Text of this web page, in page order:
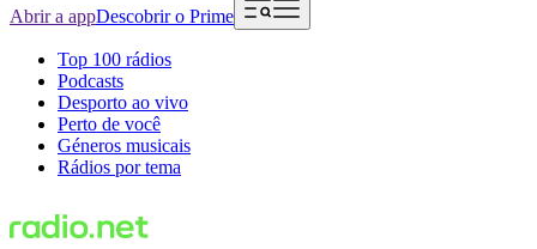
Abrir a appDescobrir o Prime
Top 100 rádios
Podcasts
Desporto ao vivo
Perto de você
Géneros musicais
Rádios por tema